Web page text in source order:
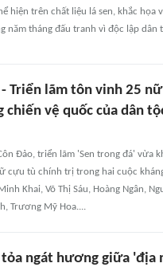
hiện trên chất liệu lá sen, khắc
năm tháng đấu tranh vì độc lập dân
- Triển lãm tôn vinh 25
chiến vệ quốc của dân
Đảo, triển lãm 'Sen trong đá' vừa
cựu tù chính trị trong hai cuộc
Khai, Võ Thị Sáu, Hoàng Ngân,
Trương Mỹ Hoa....
ngát hương giữa 'địa